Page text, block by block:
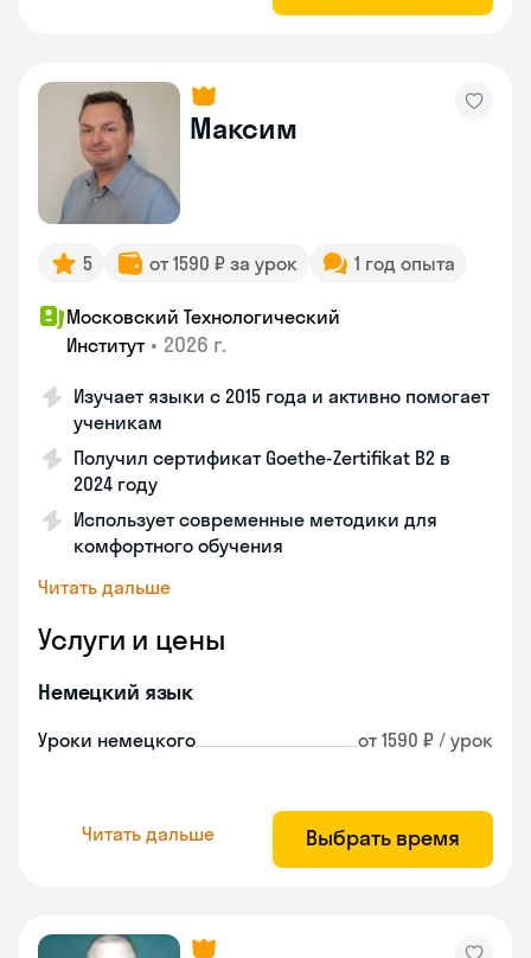
Максим
5 от 1590 ₽ за урок 1 год опыта
Московский Технологический
Институт • 2026 г.
Изучает языки с 2015 года и активно помогает
ученикам
Получил сертификат Goethe-Zertifikat B2 в
2024 году
Использует современные методики для
комфортного обучения
Читать дальше
Услуги и цены
Немецкий язык
Уроки немецкого от 1590 ₽ / урок
Читать дальше Выбрать время